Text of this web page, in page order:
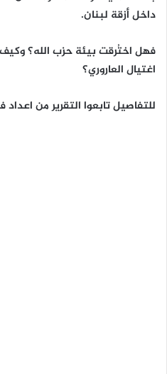
داخل أزقة لبنان.
فهل اختُرقت بيئة حزب الله؟
اغتيال العاروري؟
للتفاصيل تابعوا التقرير من اعداد